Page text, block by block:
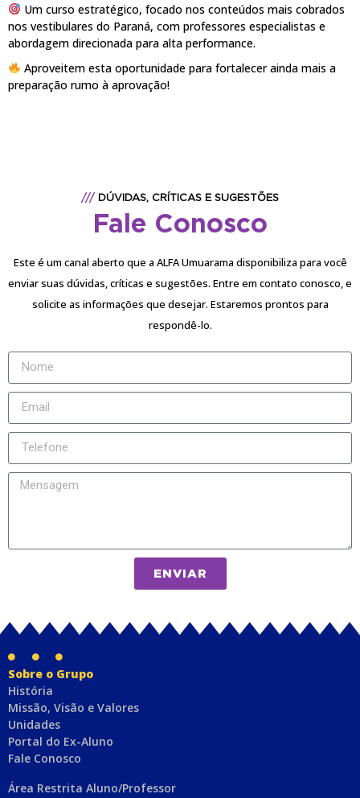
Um curso estratégico, focado nos conteúdos mais cobrados
nos vestibulares do Paraná, com professores especialistas e
abordagem direcionada para alta performance.
Aproveitem esta oportunidade para fortalecer ainda mais a
preparação rumo à aprovação!
///DÚVIDAS, CRÍTICAS E SUGESTÕES
Fale Conosco
Este é um canal aberto que a ALFA Umuarama disponibiliza para você
enviar suas dúvidas, críticas e sugestões. Entre em contato conosco, e
solicite as informações que desejar. Estaremos prontos para
respondê-lo.
ENVIAR
Sobre o Grupo
História
Missão, Visão e Valores
Unidades
Portal do Ex-Aluno
Fale Conosco
Área Restrita Aluno/Professor